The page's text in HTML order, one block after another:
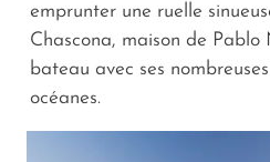
emprunter une ruelle
Chascona, maison de
bateau avec ses
océanes.